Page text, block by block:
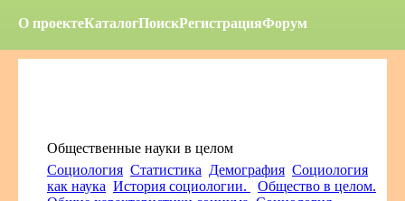
О проектеКаталогПоискРегистрацияФорум
Общественные науки в целом
Cоциология Cтатистика Демография Социология
как наука История социологии.
Общество в целом.